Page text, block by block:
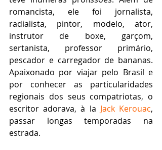
romancista, ele foi jornalista,
radialista, pintor, modelo, ator,
instrutor de boxe, garçom,
sertanista, professor primário,
pescador e carregador de bananas.
Apaixonado por viajar pelo Brasil e
por conhecer as particularidades
regionais dos seus compatriotas, o
escritor adorava, à la Jack Kerouac,
passar longas temporadas na
estrada.